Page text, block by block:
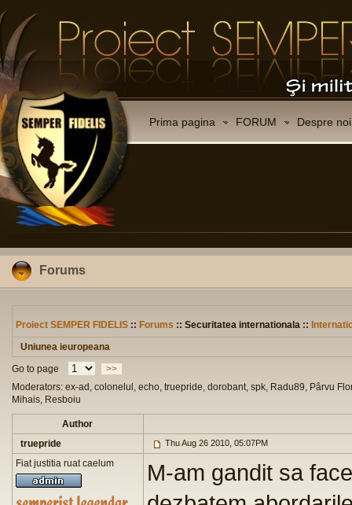
Prima pagina FORUM Despre noi
Forums
Proiect SEMPER FIDELIS :: Forums :: Securitatea internationala ::
Uniunea ieuropeana
Go to page
>>
Moderators: ex-ad, colonelul, echo, truepride, dorobant, spk, Radu89, Pârvu
Mihais, Resboiu
Author
truepride
Thu Aug 26 2010, 05:07PM
Fiat justitia ruat caelum
M-am gandit sa